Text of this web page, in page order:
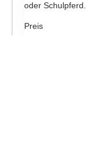
oder Schulpferd.
Preis